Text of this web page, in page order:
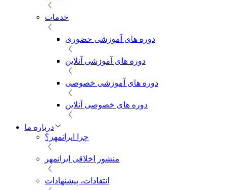
خدمات
دوره های آموزشی حضوری
دوره های آموزشی آنلاین
دوره های آموزشی خصوصی
دوره های خصوصی آنلاین
درباره ما
چرا ایرانمهر؟
منشور اخلاقی ایرانمهر
انتقادات، پیشنهادات